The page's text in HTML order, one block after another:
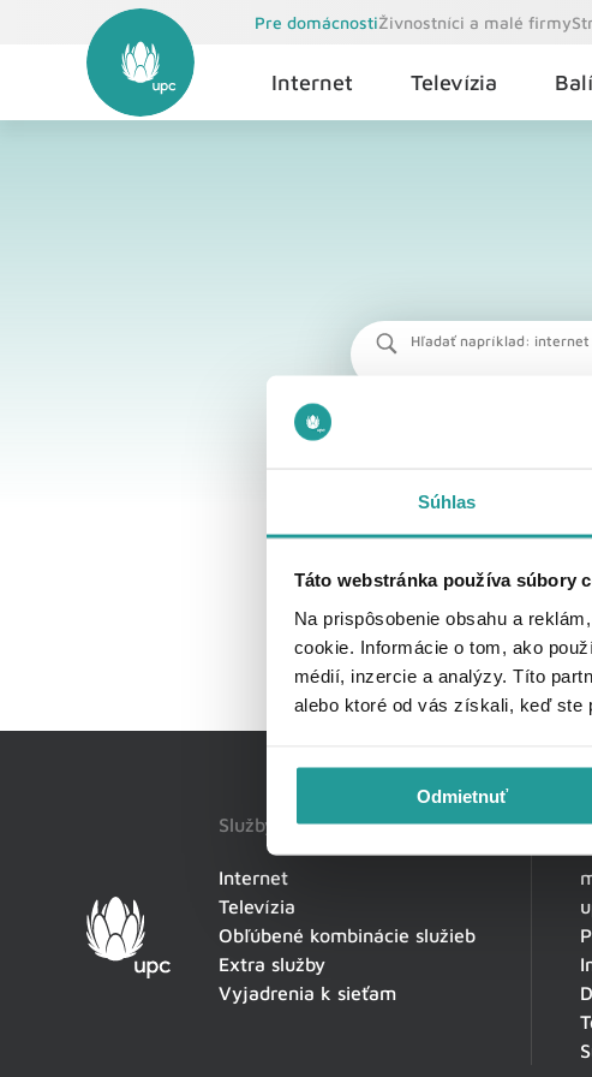
Súhlas
Táto webstránka používa súbory
Na prispôsobenie obsahu a
cookie. Informácie o tom, ako
médií, inzercie a analýzy. Títo
alebo ktoré od vás získali, keď ste
Odmietnuť
Pre domácnostiŽivnostníci a malé firmy
Internet Televízia
Hľadať napríklad:
Služby
Internet
Televízia
Obľúbené kombinácie služieb
Extra služby
Vyjadrenia k sieťam